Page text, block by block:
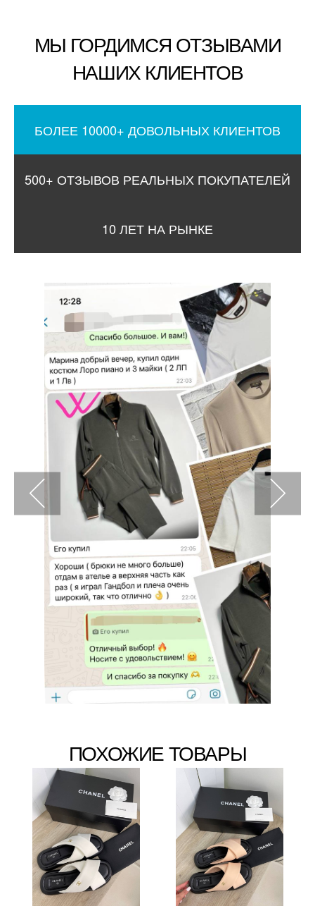
МЫ ГОРДИМСЯ ОТЗЫВАМИ
НАШИХ КЛИЕНТОВ
БОЛЕЕ 10000+ ДОВОЛЬНЫХ КЛИЕНТОВ
500+ ОТЗЫВОВ РЕАЛЬНЫХ ПОКУПАТЕЛЕЙ
10 ЛЕТ НА РЫНКЕ
ПОХОЖИЕ ТОВАРЫ